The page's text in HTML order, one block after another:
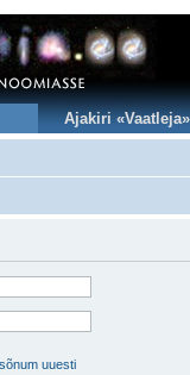
Ajakiri «Vaatleja»
uuesti